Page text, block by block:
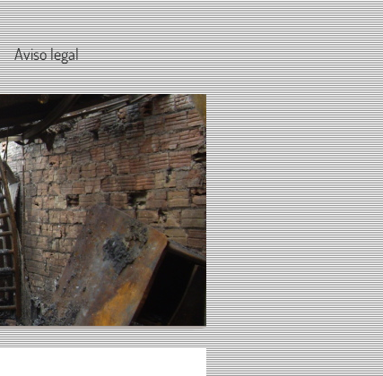
Aviso legal